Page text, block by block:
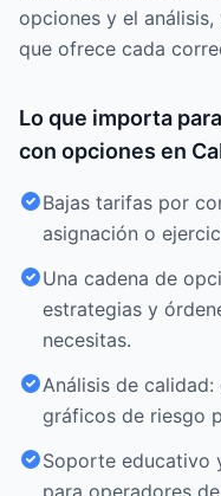
opciones y el
que ofrece cada
Lo que importa
con opciones en
Bajas tarifas por
asignación o
Una cadena de
estrategias y
necesitas.
Análisis de
gráficos de riesgo
Soporte educativo
para operadores